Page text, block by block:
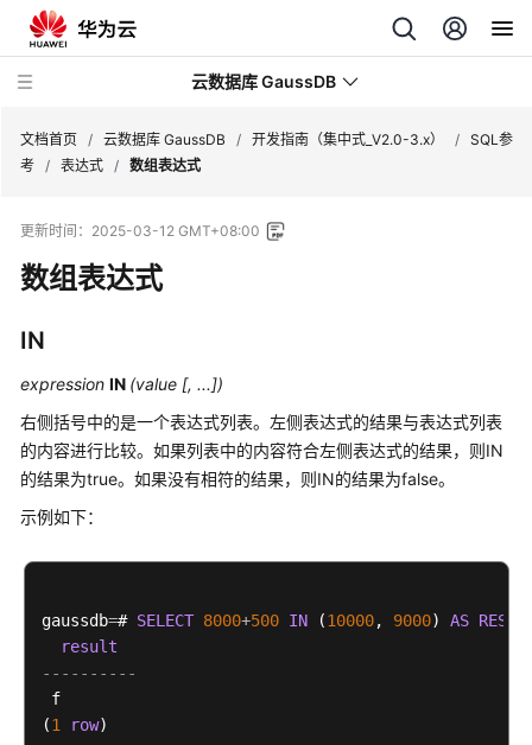
云数据库 GaussDB
新
动
态
服
告
产
品
介
绍
计
明
文档首页 / 云数据库 GaussDB / 开发指南（集中式_V2.0-3.x） / SQL参
考 / 表达式 / 数组表达式
更新时间： 2025-03-12 GMT+08:00
数组表达式
IN
expression IN (value [, ...])
右侧括号中的是一个表达式列表。左侧表达式的结果与表达式列表
的内容进行比较。如果列表中的内容符合左侧表达式的结果，则IN
的结果为true。如果没有相符的结果，则IN的结果为false。
示例如下：
gaussdb=# SELECT 8000+500 IN (10000, 9000) AS
result
----------
f
(1 row